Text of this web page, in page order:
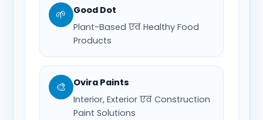
🌱
Good Dot
Plant-Based एवं Healthy Food
Products
🎨
Ovira Paints
Interior, Exterior एवं Construction
Paint Solutions